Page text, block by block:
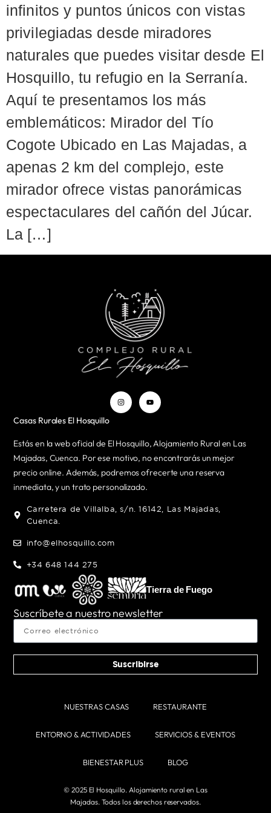
infinitos y puntos únicos con vistas
privilegiadas desde miradores
naturales que puedes visitar desde El
Hosquillo, tu refugio en la Serranía.
Aquí te presentamos los más
emblemáticos: Mirador del Tío
Cogote Ubicado en Las Majadas, a
apenas 2 km del complejo, este
mirador ofrece vistas panorámicas
espectaculares del cañón del Júcar.
La […]
Casas Rurales El Hosquillo
Estás en la web oficial de El Hosquillo, Alojamiento Rural en Las
Majadas, Cuenca. Por ese motivo, no encontrarás un mejor
precio online. Además, podremos ofrecerte una reserva
inmediata, y un trato personalizado.
Carretera de Villalba, s/n. 16142, Las Majadas,
Cuenca.
info@elhosquillo.com
+34 648 144 275
Tierra de Fuego
Suscríbete a nuestro newsletter
Suscribirse
NUESTRAS CASAS RESTAURANTE
ENTORNO & ACTIVIDADES SERVICIOS & EVENTOS
BIENESTAR PLUS BLOG
© 2025 El Hosquillo. Alojamiento rural en Las
Majadas. Todos los derechos reservados.